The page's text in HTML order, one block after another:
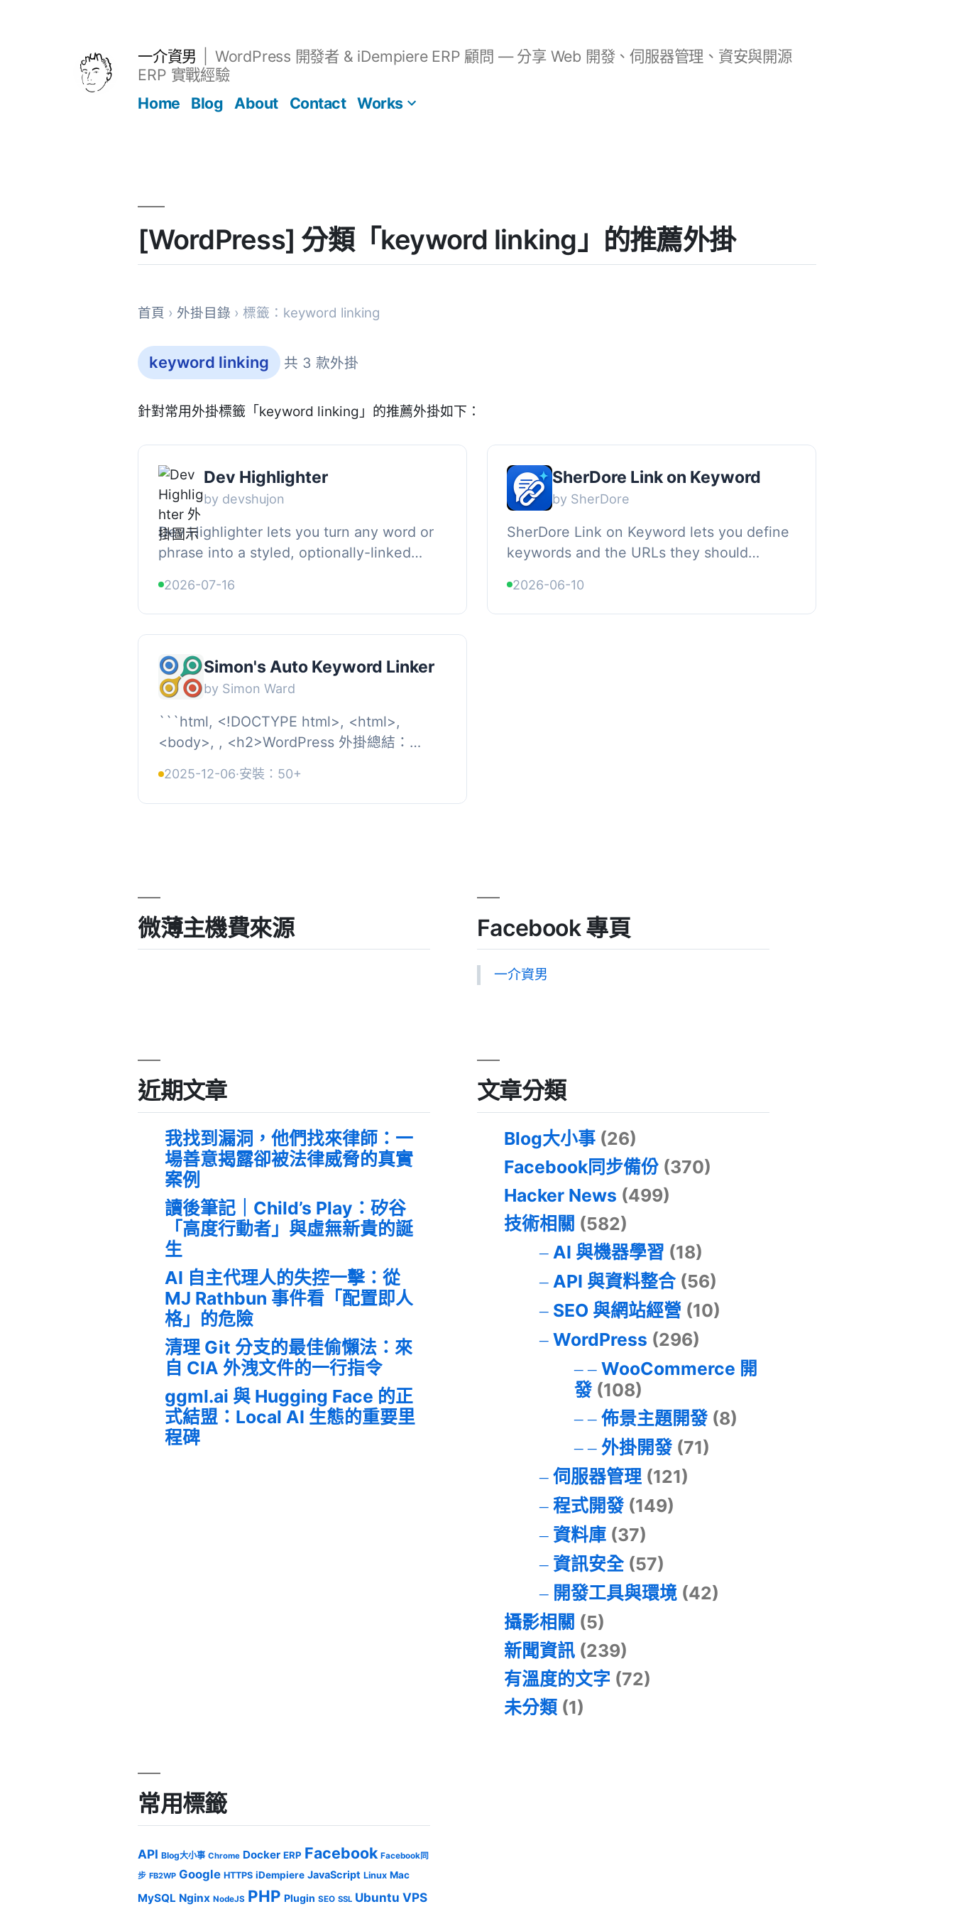
一介資男
WordPress 開發者 & iDempiere ERP 顧問 — 分享 Web 開發、伺服器管理、資安與開源
ERP 實戰經驗
Home
Blog About Contact Works
[WordPress] 分類「keyword linking」的推薦外掛
首頁 › 外掛目錄 › 標籤：keyword linking
keyword linking 共 3 款外掛
針對常用外掛標籤「keyword linking」的推薦外掛如下：
Dev Highlighter
by devshujon
Dev Highlighter lets you turn any word or
phrase into a styled, optionally-linked
content — without editing...
2026-07-16
SherDore Link on Keyword
by SherDore
SherDore Link on Keyword lets you define
keywords and the URLs they should
content., Features, , Add unl...
2026-06-10
Simon's Auto Keyword Linker
by Simon Ward
```html, <!DOCTYPE html>, <html>,
<body>, , <h2>WordPress 外掛總結：
一...
2025-12-06·安裝：50+
微薄主機費來源 Facebook 專頁
一介資男
近期文章
我找到漏洞，他們找來律師：一
場善意揭露卻被法律威脅的真實
案例
讀後筆記｜Child’s Play：矽谷
「高度行動者」與虛無新貴的誕
生
AI 自主代理人的失控一擊：從
MJ Rathbun 事件看「配置即人
格」的危險
清理 Git 分支的最佳偷懶法：來
自 CIA 外洩文件的一行指令
ggml.ai 與 Hugging Face 的正
式結盟：Local AI 生態的重要里
程碑
文章分類
Blog大小事 (26)
Facebook同步備份 (370)
Hacker News (499)
技術相關 (582)
AI 與機器學習 (18)
API 與資料整合(56)
SEO 與網站經營 (10)
WordPress (296)
WooCommerce 開
發(108)
佈景主題開發(8)
外掛開發(71)
伺服器管理(121)
程式開發(149)
資料庫(37)
資訊安全(57)
開發工具與環境(42)
攝影相關 (5)
新聞資訊 (239)
有溫度的文字 (72)
未分類 (1)
常用標籤
API Blog大小事 Chrome Docker ERP Facebook Facebook同
步 FB2WP Google HTTPS iDempiere JavaScript Linux Mac
MySQL Nginx NodeJS PHP Plugin SEO SSL Ubuntu VPS